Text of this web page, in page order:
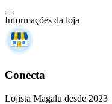
Informações da loja
Conecta
Lojista Magalu desde 2023